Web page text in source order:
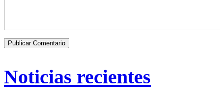
Noticias recientes